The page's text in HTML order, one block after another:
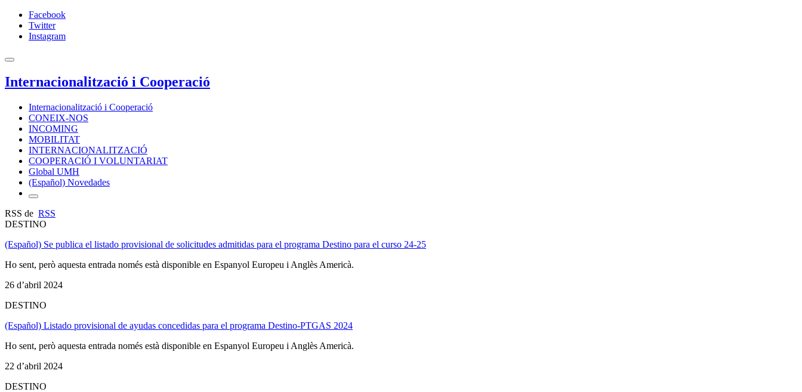
Facebook
Twitter
Instagram
Internacionalització i Cooperació
Internacionalització i Cooperació
CONEIX-NOS
INCOMING
MOBILITAT
INTERNACIONALITZACIÓ
COOPERACIÓ I VOLUNTARIAT
Global UMH
(Español) Novedades
RSS de RSS
DESTINO
(Español) Se publica el listado provisional de solicitudes admitidas para el programa Destino para el curso 24-25
Ho sent, però aquesta entrada només està disponible en Espanyol Europeu i Anglès Americà.
26 d’abril 2024
DESTINO
(Español) Listado provisional de ayudas concedidas para el programa Destino-PTGAS 2024
Ho sent, però aquesta entrada només està disponible en Espanyol Europeu i Anglès Americà.
22 d’abril 2024
DESTINO